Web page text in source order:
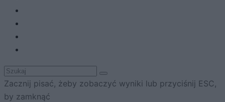
Zacznij pisać, żeby zobaczyć wyniki lub przyciśnij ESC,
by zamknąć